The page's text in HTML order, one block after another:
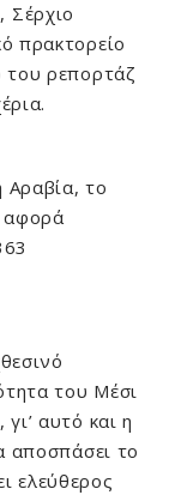
Σέρχιο
πρακτορείο
του ρεπορτάζ
Αραβία, το
αφορά
του Μέσι
αυτό και η
αποσπάσει το
ελεύθερος